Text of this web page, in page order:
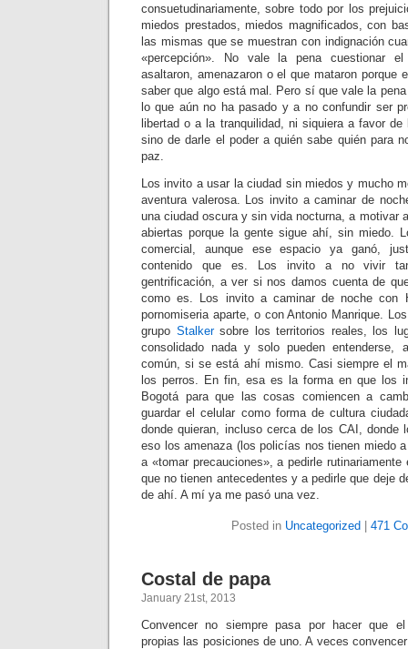
consuetudinariamente, sobre todo por los
miedos prestados, miedos magnificados, con
las mismas que se muestran con indignación
«percepción». No vale la pena cuestionar
asaltaron, amenazaron o el que mataron porque
saber que algo está mal. Pero sí que vale la
lo que aún no ha pasado y a no confundir ser
libertad o a la tranquilidad, ni siquiera a favor
sino de darle el poder a quién sabe quién para
paz.
Los invito a usar la ciudad sin miedos y mucho
aventura valerosa. Los invito a caminar de
una ciudad oscura y sin vida nocturna, a motivar
abiertas porque la gente sigue ahí, sin miedo.
comercial, aunque ese espacio ya ganó,
contenido que es. Los invito a no vivir
gentrificación, a ver si nos damos cuenta de
como es. Los invito a caminar de noche con
pornomiseria aparte, o con Antonio Manrique.
grupo Stalkersobre los territorios reales, los
consolidado nada y solo pueden
común, si se está ahí mismo. Casi siempre el
los perros. En fin, esa es la forma en que los
Bogotá para que las cosas comiencen a
guardar el celular como forma de cultura
donde quieran, incluso cerca de los CAI, donde
eso los amenaza (los policías nos tienen miedo
a «tomar precauciones», a pedirle
que no tienen antecedentes y a pedirle que deje
de ahí. A mí ya me pasó una vez.
Posted in Uncategorized 471
Costal de papa
January 21st, 2013
Convencer no siempre pasa por hacer que
propias las posiciones de uno. A veces